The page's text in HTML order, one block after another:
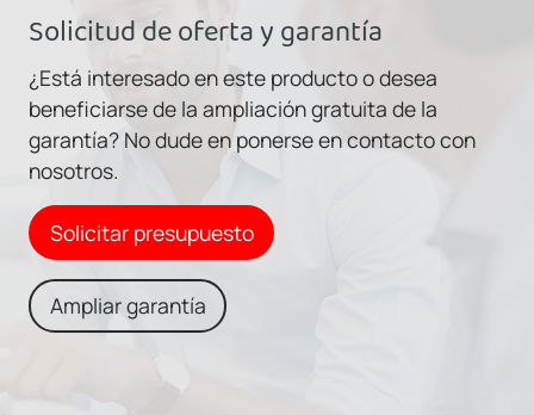
Solicitud de oferta y garantía
¿Está interesado en este producto o desea
beneficiarse de la ampliación gratuita de la
garantía? No dude en ponerse en contacto con
nosotros.
Solicitar presupuesto
Ampliar garantía